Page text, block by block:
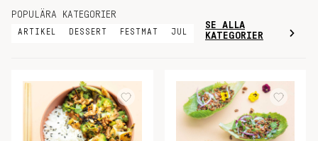
POPULÄRA KATEGORIER
ARTIKEL DESSERT FESTMAT JUL
SE ALLA
KATEGORIER